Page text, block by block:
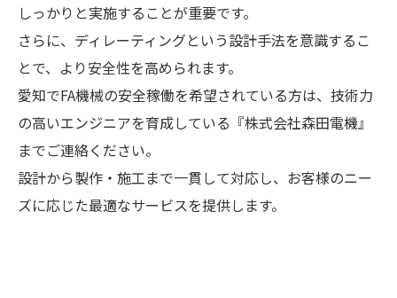
しっかりと実施することが重要です。
さらに、ディレーティングという設計手法を意識するこ
とで、より安全性を高められます。
愛知でFA機械の安全稼働を希望されている方は、技術力
の高いエンジニアを育成している『株式会社森田電機』
までご連絡ください。
設計から製作・施工まで一貫して対応し、お客様のニー
ズに応じた最適なサービスを提供します。